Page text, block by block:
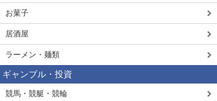
お菓子
居酒屋
ラーメン・麺類
ギャンブル・投資
競馬・競艇・競輪